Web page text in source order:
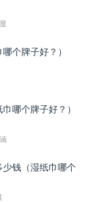
个牌子好？）
哪个牌子好？）
钱（湿纸巾哪个